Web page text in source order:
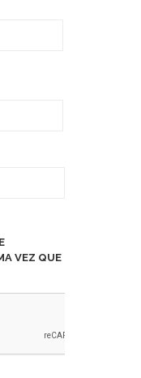
VEZ QUE